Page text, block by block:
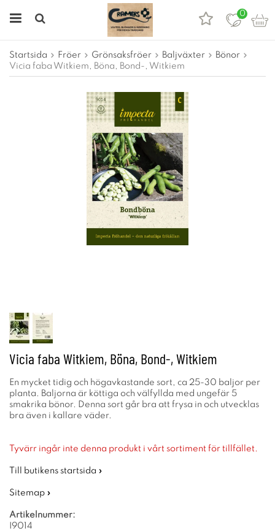
0
Startsida Fröer Grönsaksfröer Baljväxter
Bönor
Vicia faba Witkiem, Böna, Bond-, Witkiem
Vicia faba Witkiem, Böna, Bond-, Witkiem
En mycket tidig och högavkastande sort, ca 25-30 baljor per
planta. Baljorna är köttiga och välfyllda med ungefär 5
smakrika bönor. Denna sort går bra att frysa in och utvecklas
bra även i kallare väder.
Tyvärr ingår inte denna produkt i vårt sortiment för tillfället.
Till butikens startsida »
Sitemap »
Artikelnummer:
I9014